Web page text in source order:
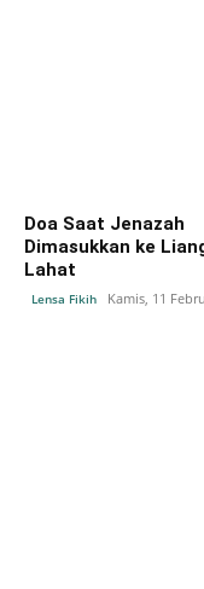
Doa Saat Jenazah
Dimasukkan ke
Lahat
Lensa Fikih Kamis, 11